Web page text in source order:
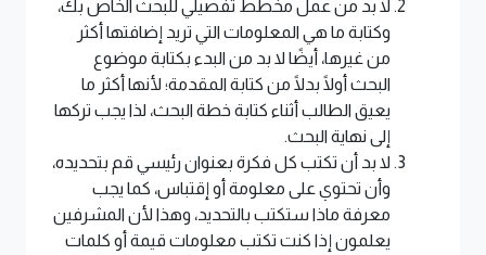
لا بد من عمل مخطط تفصيلي للبحث الخاص بك،
وكتابة ما هي المعلومات التي تريد إضافتها أكثر
من غيرها، أيضًا لا بد من البدء بكتابة موضوع
البحث أولًا بدلًا من كتابة المقدمة؛ لأنها أكثر ما
يعيق الطالب أثناء كتابة خطة البحث، لذا يجب تركها
إلى نهاية البحث.
لا بد أن تكتب كل فكرة بعنوان رئيسي قم بتحديده،
وأن تحتوي على معلومة أو إقتباس، كما يجب
معرفة ماذا ستكتب بالتحديد، وهذا لأن المشرفين
يعلمون إذا كنت تكتب معلومات قيمة أو كلمات